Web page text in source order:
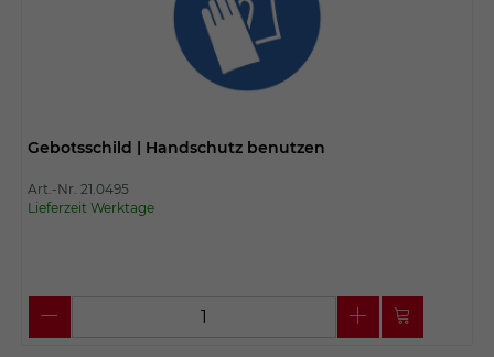
Gebotsschild | Handschutz benutzen
Art.-Nr. 21.0495
Lieferzeit Werktage